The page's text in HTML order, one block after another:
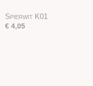
Spierwit K01
€ 4,05